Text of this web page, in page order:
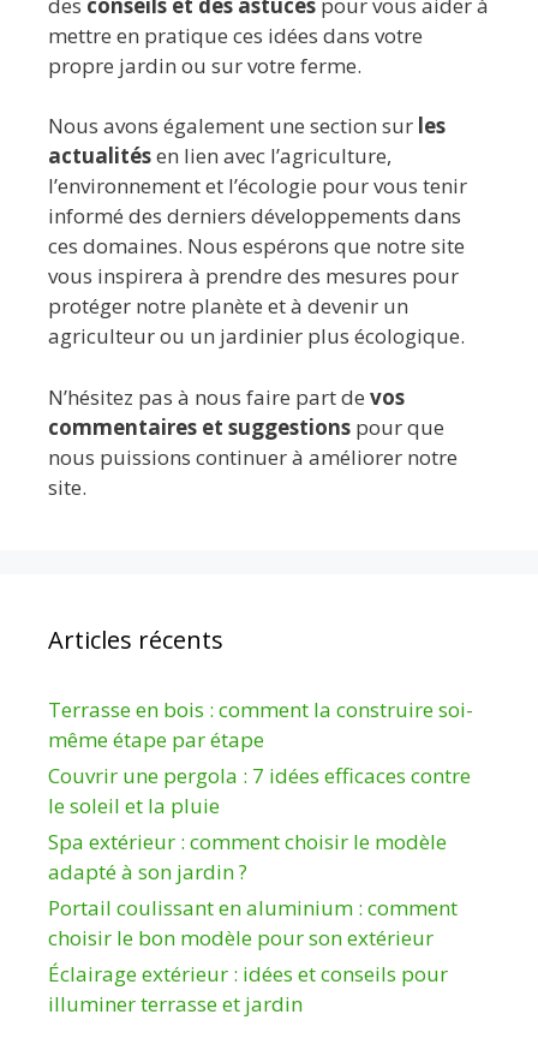
mettre en pratique ces idées dans votre
propre jardin ou sur votre ferme.
Nous avons également une section sur les
actualitésen lien avec l’agriculture,
l’environnement et l’écologie pour vous tenir
informé des derniers développements dans
ces domaines. Nous espérons que notre site
vous inspirera à prendre des mesures pour
protéger notre planète et à devenir un
agriculteur ou un jardinier plus écologique.
N’hésitez pas à nous faire part de vos
commentaires et suggestions pour que
nous puissions continuer à améliorer notre
site.
Articles récents
Terrasse en bois : comment la construire soi-
même étape par étape
Couvrir une pergola : 7 idées efficaces contre
le soleil et la pluie
Spa extérieur : comment choisir le modèle
adapté à son jardin ?
Portail coulissant en aluminium : comment
choisir le bon modèle pour son extérieur
Éclairage extérieur : idées et conseils pour
illuminer terrasse et jardin